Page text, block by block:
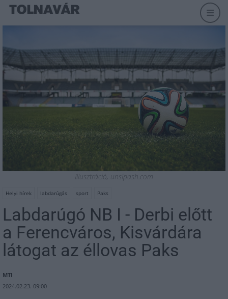
Illusztráció, unslpash.com
Helyi hírek labdarúgás sport Paks
Labdarúgó NB I - Derbi előtt
a Ferencváros, Kisvárdára
látogat az éllovas Paks
MTI
2024.02.23. 09:00